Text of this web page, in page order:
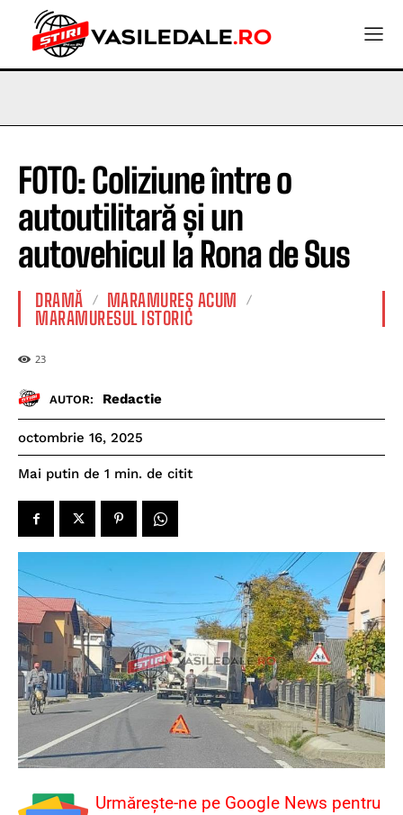
FOTO: Coliziune între o
autoutilitară și un
autovehicul la Rona de Sus
DRAMĂ
MARAMUREȘ ACUM
MARAMURESUL ISTORIC
23
AUTOR: Redactie
octombrie 16, 2025
Mai putin de 1 min. de citit
Urmărește-ne pe Google News pentru